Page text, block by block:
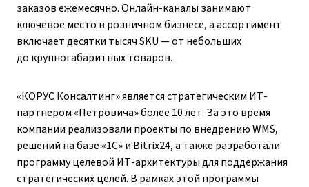
заказов ежемесячно. Онлайн-каналы занимают
ключевое место в розничном бизнесе, а ассортимент
включает десятки тысяч SKU — от небольших
до крупногабаритных товаров.
«КОРУС Консалтинг» является стратегическим ИT-
партнером «Петровича» более 10 лет. За это время
компании реализовали проекты по внедрению WMS,
решений на базе «1С» и Bitrix24, а также разработали
программу целевой ИТ-архитектуры для поддержания
стратегических целей. В рамках этой программы